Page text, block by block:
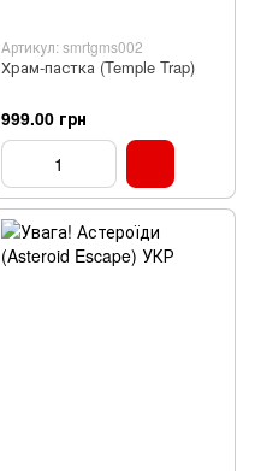
Артикул: smrtgms002
Храм-пастка (Temple Trap)
999.00 грн